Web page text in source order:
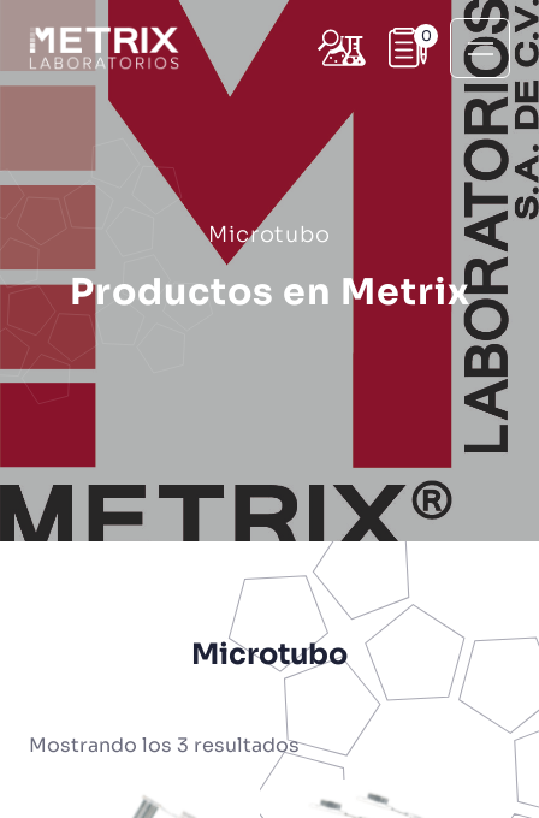
0
Microtubo
Productos en Metrix
Microtubo
Mostrando los 3 resultados